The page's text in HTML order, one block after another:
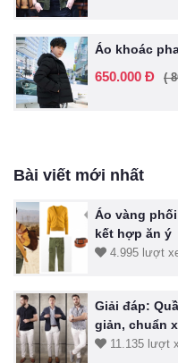
Áo khoác
650.000 Đ (
Bài viết mới nhất
Áo vàng
kết hợp ăn ý
4.995 lượt
Giải đáp:
giản, chuẩn
11.135 lượt